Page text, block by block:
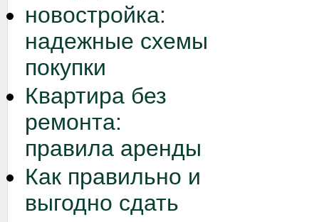
новостройка:
надежные схемы
покупки
Квартира без
ремонта:
правила аренды
Как правильно и
выгодно сдать